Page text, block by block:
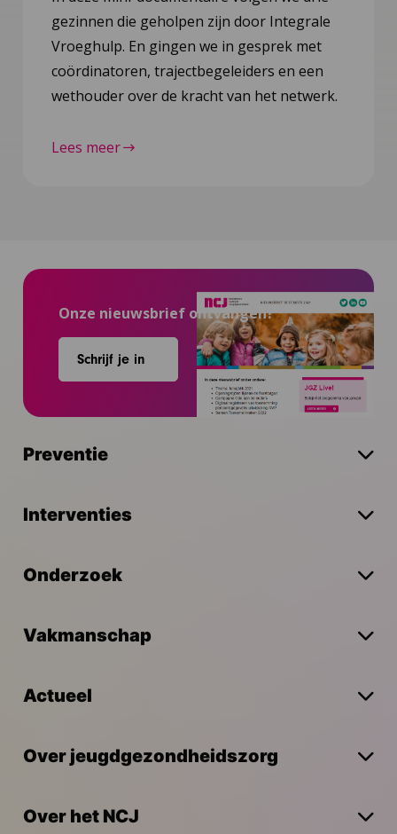
gezinnen die geholpen zijn door Integrale
Vroeghulp. En gingen we in gesprek met
coördinatoren, trajectbegeleiders en een
wethouder over de kracht van het netwerk.
Lees meer
Onze nieuwsbrief ontvangen?
Schrijf je in
Preventie
Interventies
Onderzoek
Vakmanschap
Actueel
Over jeugdgezondheidszorg
Over het NCJ